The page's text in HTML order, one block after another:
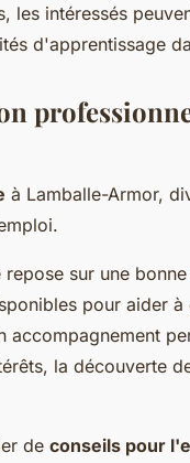
les intéressés
d'apprentissage
à Lamballe-Armor,
sur une bonne
pour aider
la découverte
de conseils pour